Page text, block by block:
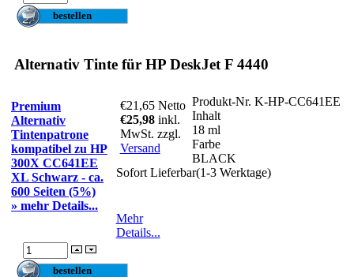
Alternativ Tinte für HP DeskJet F 4440
Premium
Alternativ
Tintenpatrone
kompatibel zu HP
300X CC641EE
XL Schwarz - ca.
600 Seiten (5%)
» mehr Details...
€21,65 Netto
€25,98 inkl.
MwSt. zzgl.
Versand
Produkt-Nr. K-HP-CC641EE
Inhalt
18 ml
Farbe
BLACK
Sofort Lieferbar(1-3 Werktage)
Mehr
Details...